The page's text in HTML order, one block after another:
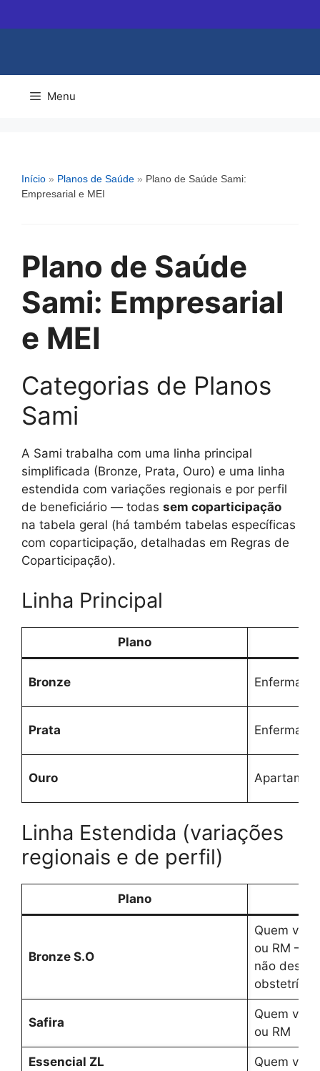
para
Menu
Início » Planos de Saúde » Plano de Saúde Sami:
Empresarial e MEI
Plano de Saúde
Sami: Empresarial
e MEI
Categorias de Planos
Sami
A Sami trabalha com uma linha principal
simplificada (Bronze, Prata, Ouro) e uma linha
estendida com variações regionais e por perfil
de beneficiário — todas sem coparticipação
na tabela geral (há também tabelas específicas
com coparticipação, detalhadas em Regras de
Coparticipação).
Linha Principal
Plano
Bronze Enfermaria
Prata Enfermaria
Ouro
Linha Estendida (variações
regionais e de perfil)
Plano
Bronze S.O
Quem
ou RM —
não
obstetrícia)
Safira
Quem
ou RM
Essencial ZL Quem vive